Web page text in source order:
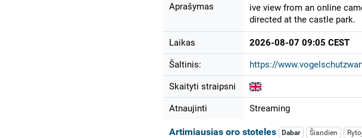
Aprašymas
ive view from an online
directed at the castle park.
Laikas 2026-08-07 09:05 CEST
Šaltinis: https://
Skaityti straipsni
Atnaujinti Streaming
Artimiausias oro stoteles Dabar Šiandien Rytoj